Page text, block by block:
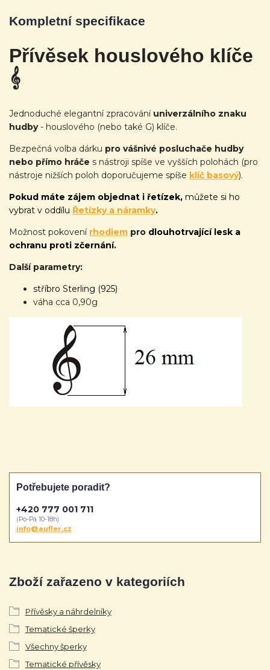
Kompletní specifikace
Přívěsek houslového klíče
𝄞
Jednoduché elegantní zpracování univerzálního znaku
hudby- houslového (nebo také G) klíče.
Bezpečná volba dárku pro vášnivé posluchače hudby
nebo přímo hráče s nástroji spíše ve vyšších polohách (pro
nástroje nižších poloh doporučujeme spíše klíč basový).
Pokud máte zájem objednat i řetízek, můžete si ho
vybrat v oddílu Řetízky a náramky.
Možnost pokovení rhodiem pro dlouhotrvající lesk a
ochranu proti zčernání.
Další parametry:
stříbro Sterling (925)
váha cca 0,90g
Zboží zařazeno v kategoriích
Přívěsky a náhrdelníky
Tematické šperky
Všechny šperky
Tematické přívěsky
Potřebujete poradit?
+420 777 001 711
(Po-Pá 10-18h)
info@aufler.cz